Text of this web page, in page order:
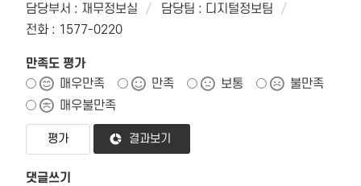
담당부서 : 재무정보실
담당팀 : 디지털정보팀
전화 : 1577-0220
만족도 평가
매우만족
만족 보통
불만족
매우불만족
결과보기
댓글쓰기